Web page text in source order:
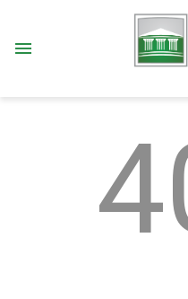
menu